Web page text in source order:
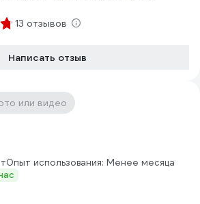
13 отзывов
Написать отзыв
или видео
Опыт использования: Менее месяца